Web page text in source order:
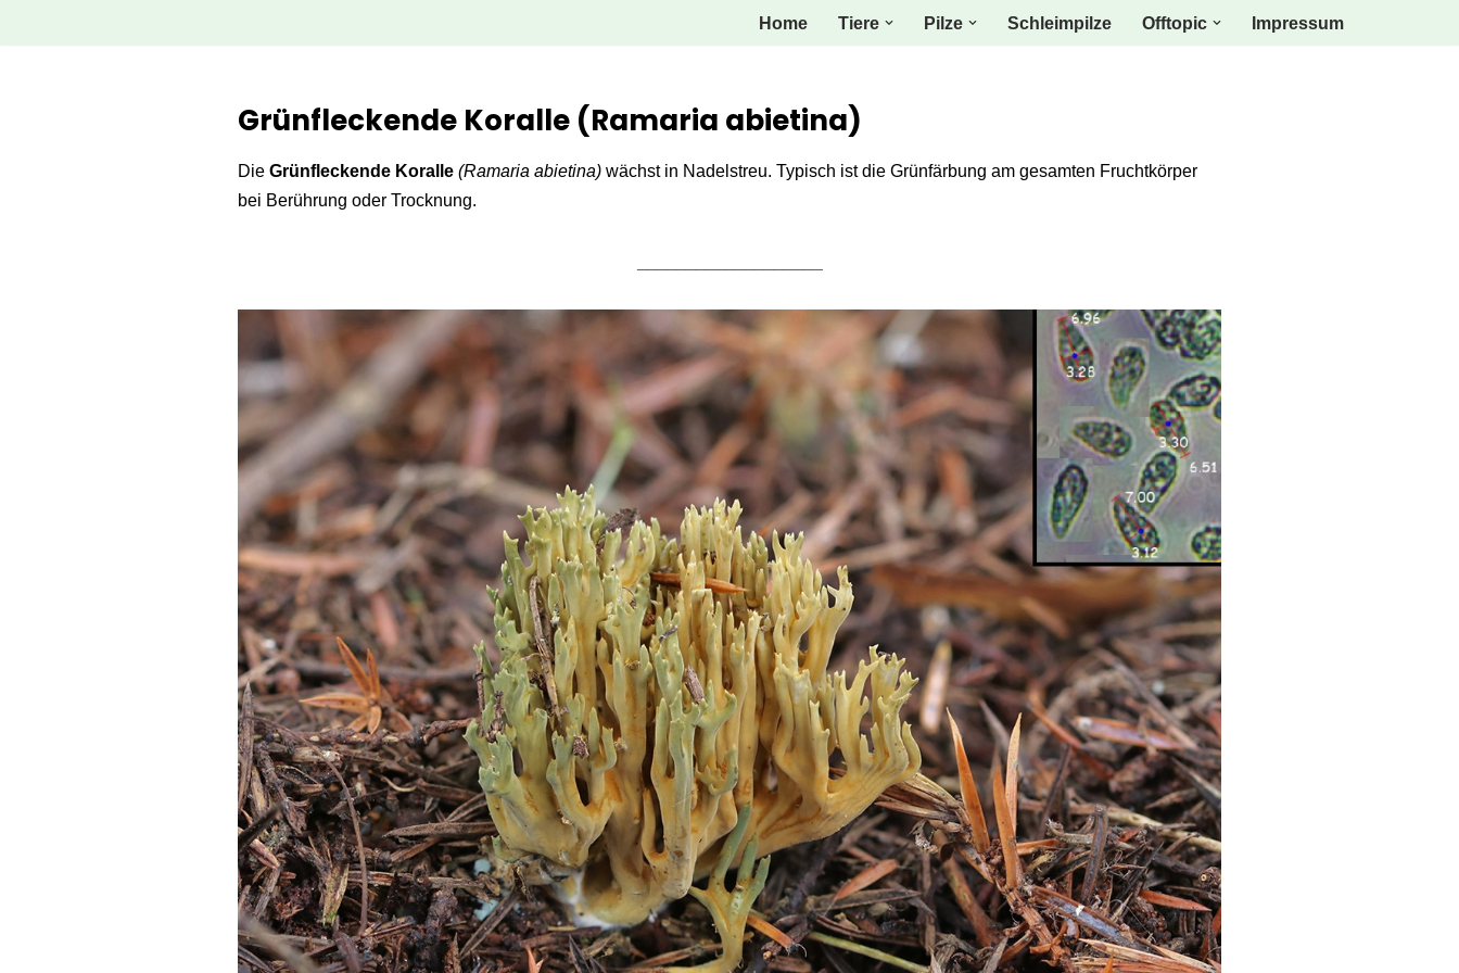
Home Tiere Pilze Schleimpilze Offtopic Impressum
Grünfleckende Koralle (Ramaria abietina)
Die Grünfleckende Koralle (Ramaria abietina) wächst in Nadelstreu. Typisch ist die Grünfärbung am gesamten Fruchtkörper
bei Berührung oder Trocknung.